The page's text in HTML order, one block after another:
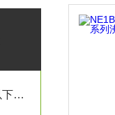
振筛仪相较于传统筛分方法具有以下优势